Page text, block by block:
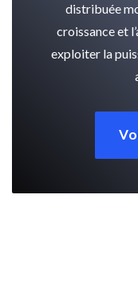
distribuée
croissance et
exploiter la